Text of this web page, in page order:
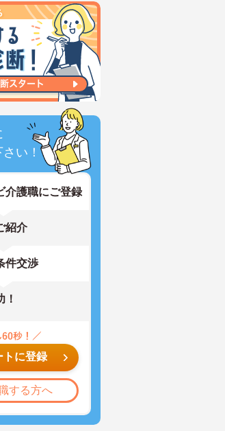
い！
介護職にご登録
紹介
件交渉
！
トに登録
する方へ